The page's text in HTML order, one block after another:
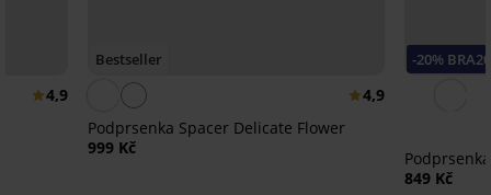
4,9
Bestseller
4,9
Podprsenka Spacer Delicate Flower
999 Kč
-20% BRA20
849 Kč